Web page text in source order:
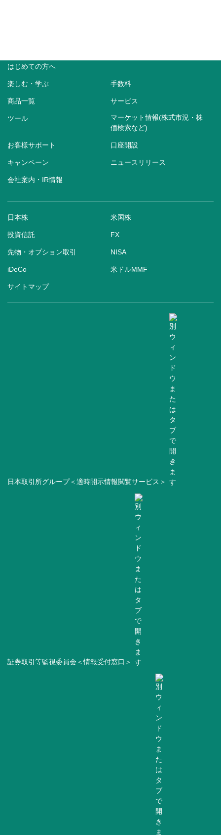
はじめての方へ
楽しむ・学ぶ 手数料
商品一覧 サービス
ツール
マーケット情報(株式市況・株
価検索など)
お客様サポート 口座開設
キャンペーン ニュースリリース
会社案内・IR情報
日本株 米国株
投資信託 FX
先物・オプション取引 NISA
iDeCo 米ドルMMF
サイトマップ
日本取引所グループ＜適時開示情報閲覧サービス＞
証券取引等監視委員会＜情報受付窓口＞